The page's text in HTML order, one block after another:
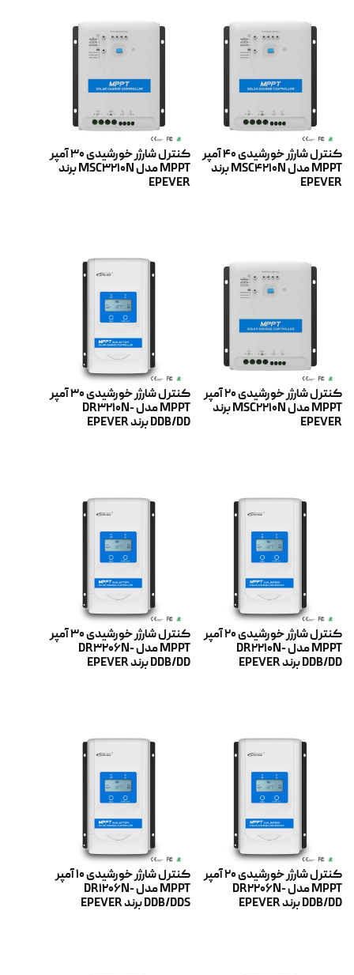
کنترل شارژر خورشیدی 40 آمپر
MPPT مدل MSC4210N برند
EPEVER
کنترل شارژر خورشیدی 30 آمپر
MPPT مدل MSC3210N برند
EPEVER
کنترل شارژر خورشیدی 20 آمپر
MPPT مدل MSC2210N برند
EPEVER
کنترل شارژر خورشیدی 30 آمپر
MPPT مدل DR3210N-
DDB/DD برند EPEVER
کنترل شارژر خورشیدی 20 آمپر
MPPT مدل DR2210N-
DDB/DD برند EPEVER
کنترل شارژر خورشیدی 30 آمپر
MPPT مدل DR3206N-
DDB/DD برند EPEVER
کنترل شارژر خورشیدی 20 آمپر
MPPT مدل DR2206N-
DDB/DD برند EPEVER
کنترل شارژر خورشیدی 10 آمپر
MPPT مدل DR1206N-
DDB/DDS برند EPEVER